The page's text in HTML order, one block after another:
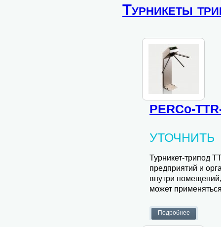
Турникеты
PERCo-
УТОЧНИТЬ
Турникет-трипод
предприятий и
внутри
может